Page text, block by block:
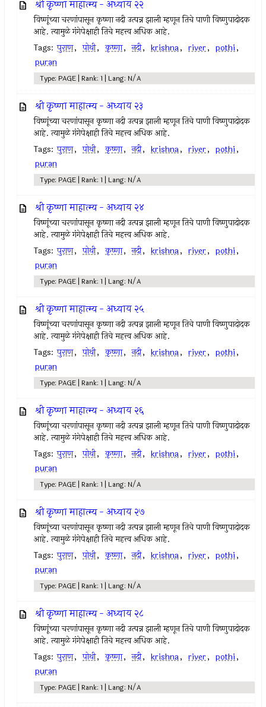
श्री कृष्णा माहात्म्य - अध्याय २२
विष्णूंच्या चरणांपासून कृष्णा नदी उत्पन्न झाली म्हणून तिचे पाणी विष्णुपादोदक
आहे. त्यामुळे गंगेपेक्षाही तिचे महत्त्व अधिक आहे.
Tags: पुराण, पोथी, कृष्णा, नदी, krishna, river, pothi,
puran
Type: PAGE | Rank: 1 | Lang: N/A
श्री कृष्णा माहात्म्य - अध्याय २३
विष्णूंच्या चरणांपासून कृष्णा नदी उत्पन्न झाली म्हणून तिचे पाणी विष्णुपादोदक
आहे. त्यामुळे गंगेपेक्षाही तिचे महत्त्व अधिक आहे.
Tags: पुराण, पोथी, कृष्णा, नदी, krishna, river, pothi,
puran
Type: PAGE | Rank: 1 | Lang: N/A
श्री कृष्णा माहात्म्य - अध्याय २४
विष्णूंच्या चरणांपासून कृष्णा नदी उत्पन्न झाली म्हणून तिचे पाणी विष्णुपादोदक
आहे. त्यामुळे गंगेपेक्षाही तिचे महत्त्व अधिक आहे.
Tags: पुराण, पोथी, कृष्णा, नदी, krishna, river, pothi,
puran
Type: PAGE | Rank: 1 | Lang: N/A
श्री कृष्णा माहात्म्य - अध्याय २५
विष्णूंच्या चरणांपासून कृष्णा नदी उत्पन्न झाली म्हणून तिचे पाणी विष्णुपादोदक
आहे. त्यामुळे गंगेपेक्षाही तिचे महत्त्व अधिक आहे.
Tags: पुराण, पोथी, कृष्णा, नदी, krishna, river, pothi,
puran
Type: PAGE | Rank: 1 | Lang: N/A
श्री कृष्णा माहात्म्य - अध्याय २६
विष्णूंच्या चरणांपासून कृष्णा नदी उत्पन्न झाली म्हणून तिचे पाणी विष्णुपादोदक
आहे. त्यामुळे गंगेपेक्षाही तिचे महत्त्व अधिक आहे.
Tags: पुराण, पोथी, कृष्णा, नदी, krishna, river, pothi,
puran
Type: PAGE | Rank: 1 | Lang: N/A
श्री कृष्णा माहात्म्य - अध्याय २७
विष्णूंच्या चरणांपासून कृष्णा नदी उत्पन्न झाली म्हणून तिचे पाणी विष्णुपादोदक
आहे. त्यामुळे गंगेपेक्षाही तिचे महत्त्व अधिक आहे.
Tags: पुराण, पोथी, कृष्णा, नदी, krishna, river, pothi,
puran
Type: PAGE | Rank: 1 | Lang: N/A
श्री कृष्णा माहात्म्य - अध्याय २८
विष्णूंच्या चरणांपासून कृष्णा नदी उत्पन्न झाली म्हणून तिचे पाणी विष्णुपादोदक
आहे. त्यामुळे गंगेपेक्षाही तिचे महत्त्व अधिक आहे.
Tags: पुराण, पोथी, कृष्णा, नदी, krishna, river, pothi,
puran
Type: PAGE | Rank: 1 | Lang: N/A